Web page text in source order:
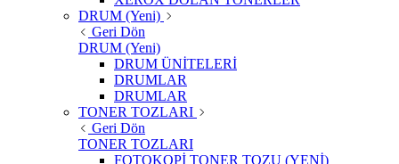
DRUM (Yeni)
Geri Dön
DRUM (Yeni)
DRUM ÜNİTELERİ
DRUMLAR
DRUMLAR
TONER TOZLARI
Geri Dön
TONER TOZLARI
FOTOKOPİ TONER TOZU (YENİ)